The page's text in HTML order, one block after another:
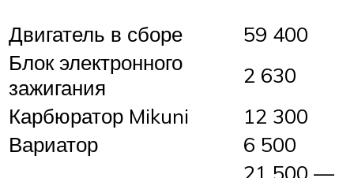
Двигатель в сборе
59 400
Блок электронного
зажигания
2 630
Карбюратор Mikuni
12 300
Вариатор
6 500
21 500 —